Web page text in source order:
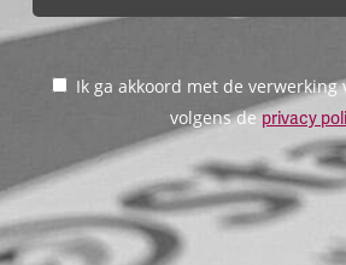
Ik ga akkoord met de verwerking
volgens deprivacy